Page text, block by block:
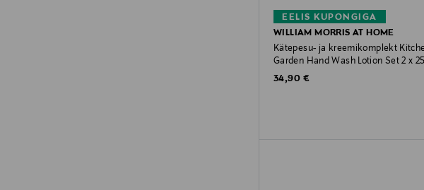
EELIS KUPONGIGA
WILLIAM MORRIS AT HOME
Kätepesu- ja kreemikomplekt
Garden Hand Wash Lotion Set 2 x
Original Price
34,90 €